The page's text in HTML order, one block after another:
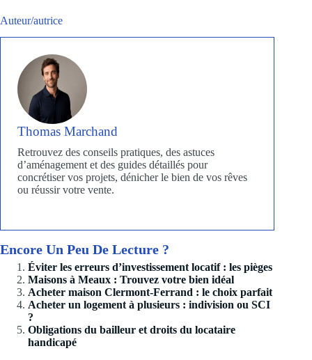
Auteur/autrice
Thomas Marchand
Retrouvez des conseils pratiques, des astuces
d’aménagement et des guides détaillés pour
concrétiser vos projets, dénicher le bien de vos rêves
ou réussir votre vente.
Encore Un Peu De Lecture ?
Éviter les erreurs d’investissement locatif : les pièges
Maisons à Meaux : Trouvez votre bien idéal
Acheter maison Clermont-Ferrand : le choix parfait
Acheter un logement à plusieurs : indivision ou SCI
?
Obligations du bailleur et droits du locataire
handicapé